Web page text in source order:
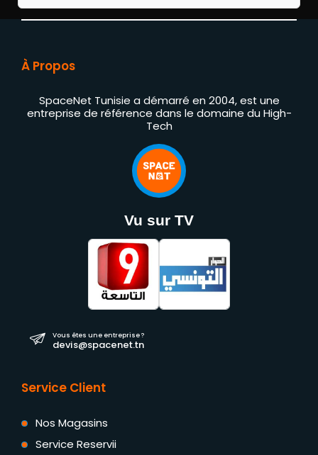
À Propos
SpaceNet Tunisie a démarré en 2004, est une
entreprise de référence dans le domaine du High-
Tech
Vu sur TV
Vous êtes une entreprise ?
devis@spacenet.tn
Service Client
Nos Magasins
Service Reservii